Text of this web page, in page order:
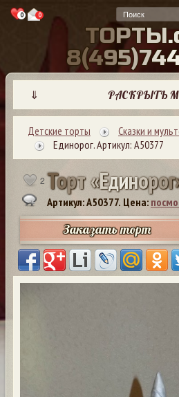
0 0
ТОРТЫ.
8(495)74
⇓ РАСКРЫТЬ
Детские торты Сказки и
Единорог. Артикул: А50377
2 Торт«Единорог
Артикул: A50377. Цена:
Заказать торт